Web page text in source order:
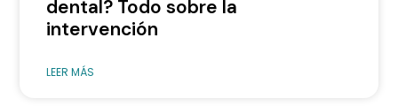
dental? Todo sobre la
intervención
LEER MÁS